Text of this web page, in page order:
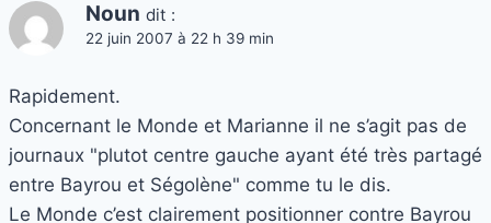
Noun dit :
22 juin 2007 à 22 h 39 min
Rapidement.
Concernant le Monde et Marianne il ne s’agit pas de
journaux "plutot centre gauche ayant été très partagé
entre Bayrou et Ségolène" comme tu le dis.
Le Monde c’est clairement positionner contre Bayrou